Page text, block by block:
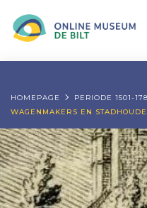
HOMEPAGE PERIODE 1501-
WAGENMAKERS EN